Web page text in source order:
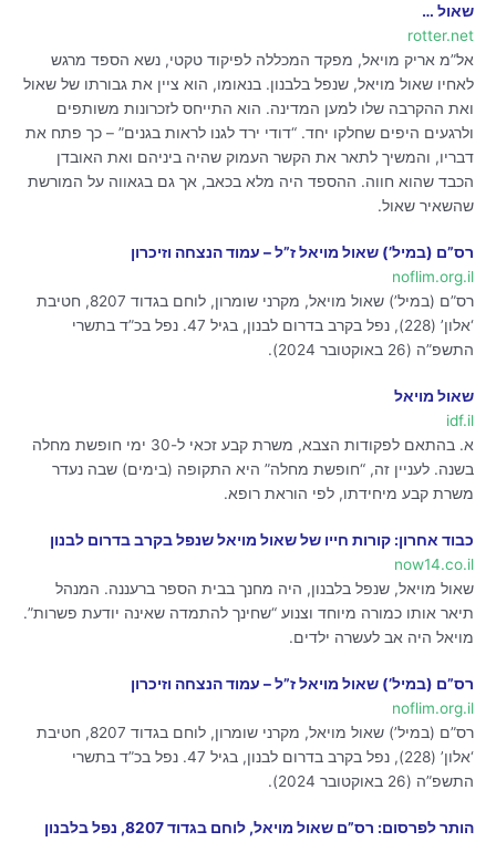
שאול …
rotter.net
אל”מ אריק מויאל, מפקד המכללה לפיקוד טקטי, נשא הספד מרגש
לאחיו שאול מויאל, שנפל בלבנון. בנאומו, הוא ציין את גבורתו של שאול
ואת ההקרבה שלו למען המדינה. הוא התייחס לזכרונות משותפים
ולרגעים היפים שחלקו יחד. “דודי ירד לגנו לראות בגנים” – כך פתח את
דבריו, והמשיך לתאר את הקשר העמוק שהיה ביניהם ואת האובדן
הכבד שהוא חווה. ההספד היה מלא בכאב, אך גם בגאווה על המורשת
שהשאיר שאול.
רס”ם (במיל’) שאול מויאל ז”ל – עמוד הנצחה וזיכרון
noflim.org.il
רס”ם (במיל’) שאול מויאל, מקרני שומרון, לוחם בגדוד 8207, חטיבת
‘אלון’ (228), נפל בקרב בדרום לבנון, בגיל 47. נפל בכ”ד בתשרי
התשפ”ה (26 באוקטובר 2024).
שאול מויאל
idf.il
א. בהתאם לפקודות הצבא, משרת קבע זכאי ל-30 ימי חופשת מחלה
בשנה. לעניין זה, “חופשת מחלה” היא התקופה (בימים) שבה נעדר
משרת קבע מיחידתו, לפי הוראת רופא.
כבוד אחרון: קורות חייו של שאול מויאל שנפל בקרב בדרום לבנון
now14.co.il
שאול מויאל, שנפל בלבנון, היה מחנך בבית הספר ברעננה. המנהל
תיאר אותו כמורה מיוחד וצנוע “שחינך להתמדה שאינה יודעת פשרות”.
מויאל היה אב לעשרה ילדים.
רס”ם (במיל’) שאול מויאל ז”ל – עמוד הנצחה וזיכרון
noflim.org.il
רס”ם (במיל’) שאול מויאל, מקרני שומרון, לוחם בגדוד 8207, חטיבת
‘אלון’ (228), נפל בקרב בדרום לבנון, בגיל 47. נפל בכ”ד בתשרי
התשפ”ה (26 באוקטובר 2024).
הותר לפרסום: רס”ם שאול מויאל, לוחם בגדוד 8207, נפל בלבנון